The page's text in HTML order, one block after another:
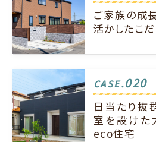
ご家族の成
活かしたこ
CASE.020
日当たり抜
室を設け
eco住宅